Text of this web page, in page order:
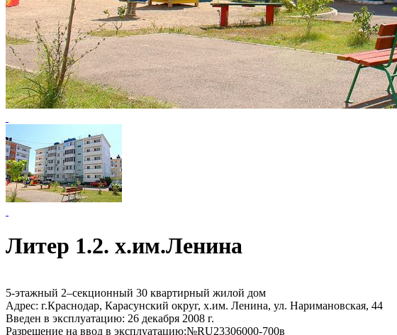
Литер 1.2. х.им.Ленина
5-этажный 2–секционный 30 квартирный жилой дом
Адрес: г.Краснодар, Карасунский округ, х.им. Ленина, ул. Наримановская, 44
Введен в эксплуатацию: 26 декабря 2008 г.
Разрешение на ввод в эксплуатацию:№RU23306000-700в